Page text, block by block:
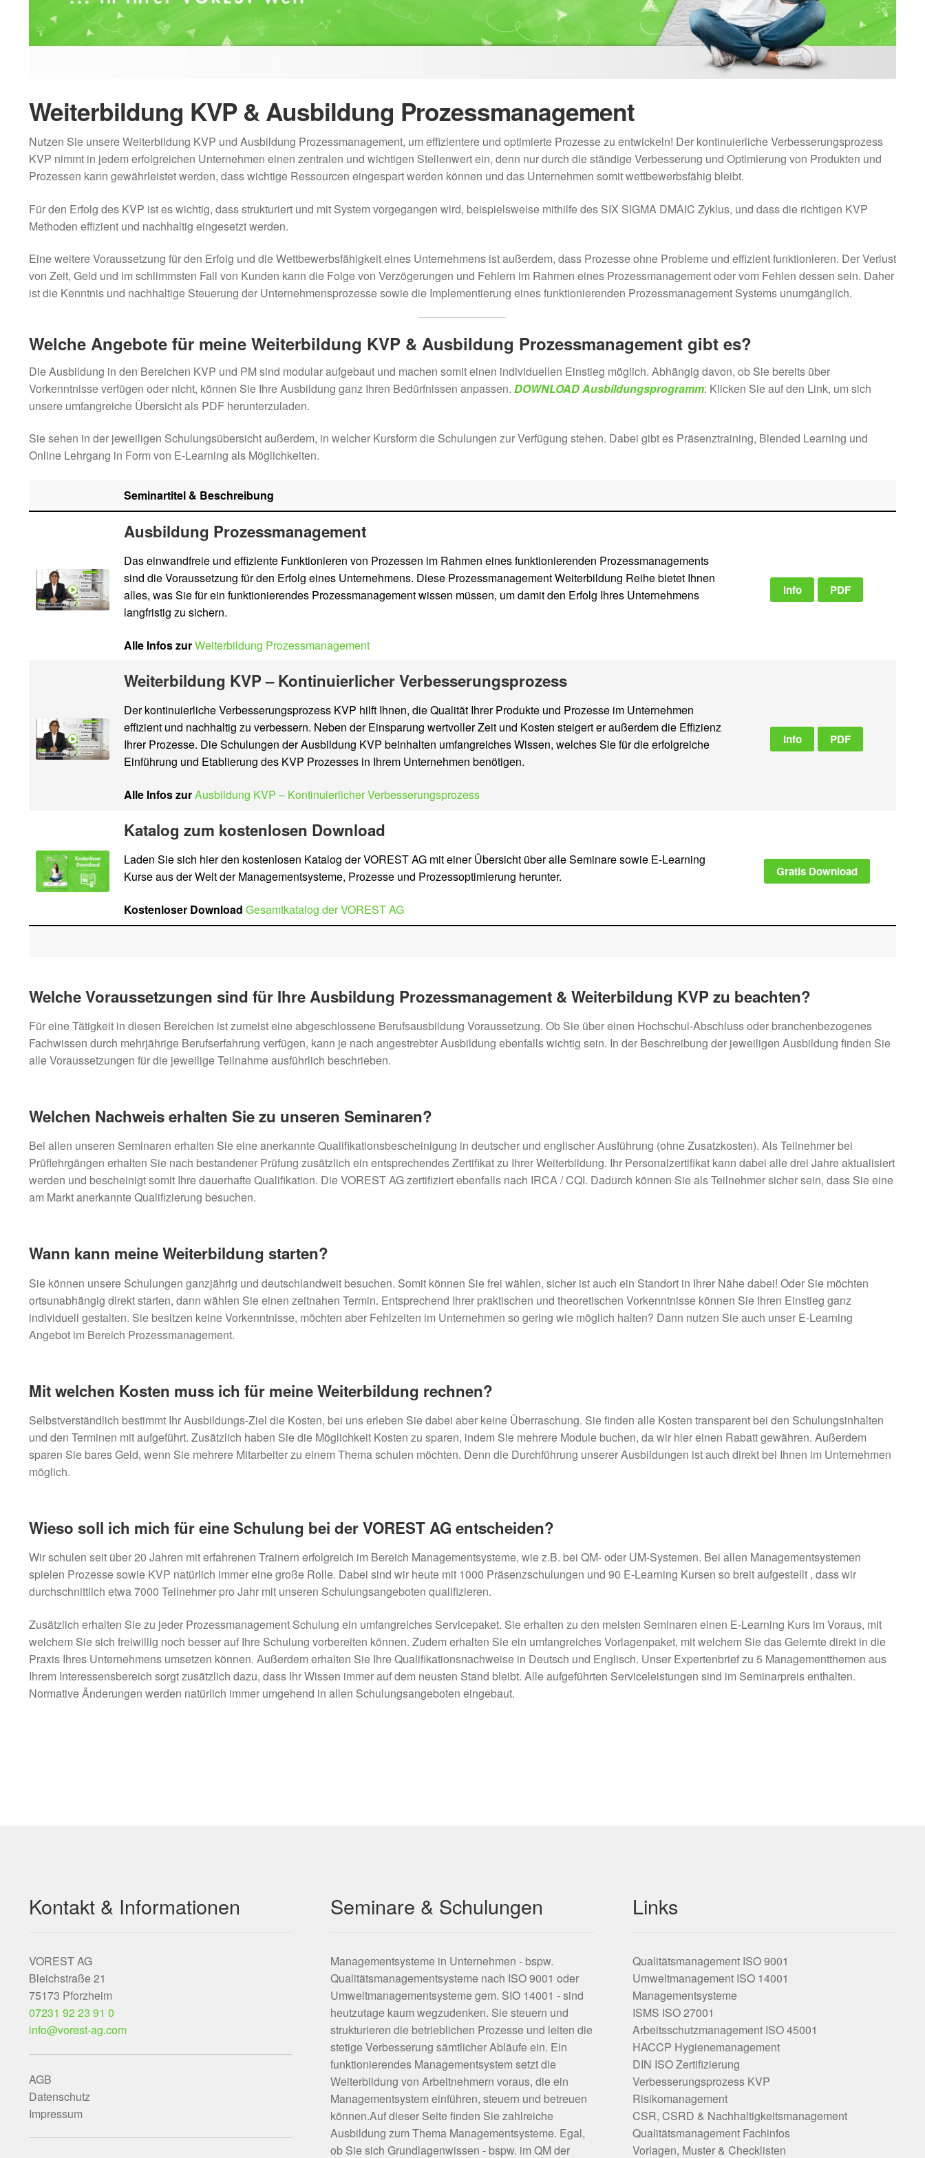
Weiterbildung KVP & Ausbildung Prozessmanagement
Nutzen Sie unsere Weiterbildung KVP und Ausbildung Prozessmanagement, um effizientere und optimierte Prozesse zu entwickeln! Der kontinuierliche Verbesserungsprozess
KVP nimmt in jedem erfolgreichen Unternehmen einen zentralen und wichtigen Stellenwert ein, denn nur durch die ständige Verbesserung und Optimierung von Produkten und
Prozessen kann gewährleistet werden, dass wichtige Ressourcen eingespart werden können und das Unternehmen somit wettbewerbsfähig bleibt.
Für den Erfolg des KVP ist es wichtig, dass strukturiert und mit System vorgegangen wird, beispielsweise mithilfe des SIX SIGMA DMAIC Zyklus, und dass die richtigen KVP
Methoden effizient und nachhaltig eingesetzt werden.
Eine weitere Voraussetzung für den Erfolg und die Wettbewerbsfähigkeit eines Unternehmens ist außerdem, dass Prozesse ohne Probleme und effizient funktionieren. Der Verlust
von Zeit, Geld und im schlimmsten Fall von Kunden kann die Folge von Verzögerungen und Fehlern im Rahmen eines Prozessmanagement oder vom Fehlen dessen sein. Daher
ist die Kenntnis und nachhaltige Steuerung der Unternehmensprozesse sowie die Implementierung eines funktionierenden Prozessmanagement Systems unumgänglich.
Welche Angebote für meine Weiterbildung KVP & Ausbildung Prozessmanagement gibt es?
Die Ausbildung in den Bereichen KVP und PM sind modular aufgebaut und machen somit einen individuellen Einstieg möglich. Abhängig davon, ob Sie bereits über
Vorkenntnisse verfügen oder nicht, können Sie Ihre Ausbildung ganz Ihren Bedürfnissen anpassen. DOWNLOAD Ausbildungsprogramm: Klicken Sie auf den Link, um sich
unsere umfangreiche Übersicht als PDF herunterzuladen.
Sie sehen in der jeweiligen Schulungsübersicht außerdem, in welcher Kursform die Schulungen zur Verfügung stehen. Dabei gibt es Präsenztraining, Blended Learning und
Online Lehrgang in Form von E-Learning als Möglichkeiten.
Seminartitel & Beschreibung
Ausbildung Prozessmanagement
Das einwandfreie und effiziente Funktionieren von Prozessen im Rahmen eines funktionierenden Prozessmanagements
sind die Voraussetzung für den Erfolg eines Unternehmens. Diese Prozessmanagement Weiterbildung Reihe bietet Ihnen
alles, was Sie für ein funktionierendes Prozessmanagement wissen müssen, um damit den Erfolg Ihres Unternehmens
langfristig zu sichern.
Alle Infos zurWeiterbildung Prozessmanagement
Info PDF
Weiterbildung KVP – Kontinuierlicher Verbesserungsprozess
Der kontinuierliche Verbesserungsprozess KVP hilft Ihnen, die Qualität Ihrer Produkte und Prozesse im Unternehmen
effizient und nachhaltig zu verbessern. Neben der Einsparung wertvoller Zeit und Kosten steigert er außerdem die Effizienz
Ihrer Prozesse. Die Schulungen der Ausbildung KVP beinhalten umfangreiches Wissen, welches Sie für die erfolgreiche
Einführung und Etablierung des KVP Prozesses in Ihrem Unternehmen benötigen.
Alle Infos zurAusbildung KVP – Kontinuierlicher Verbesserungsprozess
Info PDF
Katalog zum kostenlosen Download
Laden Sie sich hier den kostenlosen Katalog der VOREST AG mit einer Übersicht über alle Seminare sowie E-Learning
Kurse aus der Welt der Managementsysteme, Prozesse und Prozessoptimierung herunter.
Kostenloser Download Gesamtkatalog der VOREST AG
Gratis Download
Welche Voraussetzungen sind für Ihre Ausbildung Prozessmanagement & Weiterbildung KVP zu beachten?
Für eine Tätigkeit in diesen Bereichen ist zumeist eine abgeschlossene Berufsausbildung Voraussetzung. Ob Sie über einen Hochschul-Abschluss oder branchenbezogenes
Fachwissen durch mehrjährige Berufserfahrung verfügen, kann je nach angestrebter Ausbildung ebenfalls wichtig sein. In der Beschreibung der jeweiligen Ausbildung finden Sie
alle Voraussetzungen für die jeweilige Teilnahme ausführlich beschrieben.
Welchen Nachweis erhalten Sie zu unseren Seminaren?
Bei allen unseren Seminaren erhalten Sie eine anerkannte Qualifikationsbescheinigung in deutscher und englischer Ausführung (ohne Zusatzkosten). Als Teilnehmer bei
Prüflehrgängen erhalten Sie nach bestandener Prüfung zusätzlich ein entsprechendes Zertifikat zu Ihrer Weiterbildung. Ihr Personalzertifikat kann dabei alle drei Jahre aktualisiert
werden und bescheinigt somit Ihre dauerhafte Qualifikation. Die VOREST AG zertifiziert ebenfalls nach IRCA / CQI. Dadurch können Sie als Teilnehmer sicher sein, dass Sie eine
am Markt anerkannte Qualifizierung besuchen.
Wann kann meine Weiterbildung starten?
Sie können unsere Schulungen ganzjährig und deutschlandweit besuchen. Somit können Sie frei wählen, sicher ist auch ein Standort in Ihrer Nähe dabei! Oder Sie möchten
ortsunabhängig direkt starten, dann wählen Sie einen zeitnahen Termin. Entsprechend Ihrer praktischen und theoretischen Vorkenntnisse können Sie Ihren Einstieg ganz
individuell gestalten. Sie besitzen keine Vorkenntnisse, möchten aber Fehlzeiten im Unternehmen so gering wie möglich halten? Dann nutzen Sie auch unser E-Learning
Angebot im Bereich Prozessmanagement.
Mit welchen Kosten muss ich für meine Weiterbildung rechnen?
Selbstverständlich bestimmt Ihr Ausbildungs-Ziel die Kosten, bei uns erleben Sie dabei aber keine Überraschung. Sie finden alle Kosten transparent bei den Schulungsinhalten
und den Terminen mit aufgeführt. Zusätzlich haben Sie die Möglichkeit Kosten zu sparen, indem Sie mehrere Module buchen, da wir hier einen Rabatt gewähren. Außerdem
sparen Sie bares Geld, wenn Sie mehrere Mitarbeiter zu einem Thema schulen möchten. Denn die Durchführung unserer Ausbildungen ist auch direkt bei Ihnen im Unternehmen
möglich.
Wieso soll ich mich für eine Schulung bei der VOREST AG entscheiden?
Wir schulen seit über 20 Jahren mit erfahrenen Trainern erfolgreich im Bereich Managementsysteme, wie z.B. bei QM- oder UM-Systemen. Bei allen Managementsystemen
spielen Prozesse sowie KVP natürlich immer eine große Rolle. Dabei sind wir heute mit 1000 Präsenzschulungen und 90 E-Learning Kursen so breit aufgestellt , dass wir
durchschnittlich etwa 7000 Teilnehmer pro Jahr mit unseren Schulungsangeboten qualifizieren.
Zusätzlich erhalten Sie zu jeder Prozessmanagement Schulung ein umfangreiches Servicepaket. Sie erhalten zu den meisten Seminaren einen E-Learning Kurs im Voraus, mit
welchem Sie sich freiwillig noch besser auf Ihre Schulung vorbereiten können. Zudem erhalten Sie ein umfangreiches Vorlagenpaket, mit welchem Sie das Gelernte direkt in die
Praxis Ihres Unternehmens umsetzen können. Außerdem erhalten Sie Ihre Qualifikationsnachweise in Deutsch und Englisch. Unser Expertenbrief zu 5 Managementthemen aus
Ihrem Interessensbereich sorgt zusätzlich dazu, dass Ihr Wissen immer auf dem neusten Stand bleibt. Alle aufgeführten Serviceleistungen sind im Seminarpreis enthalten.
Normative Änderungen werden natürlich immer umgehend in allen Schulungsangeboten eingebaut.
Kontakt & Informationen
VOREST AG
Bleichstraße 21
75173 Pforzheim
07231 92 23 91 0
info@vorest-ag.com
AGB
Datenschutz
Impressum
Seminare & Schulungen
Managementsysteme in Unternehmen - bspw.
Qualitätsmanagementsysteme nach ISO 9001 oder
Umweltmanagementsysteme gem. SIO 14001 - sind
heutzutage kaum wegzudenken. Sie steuern und
strukturieren die betrieblichen Prozesse und leiten die
stetige Verbesserung sämtlicher Abläufe ein. Ein
funktionierendes Managementsystem setzt die
Weiterbildung von Arbeitnehmern voraus, die ein
Managementsystem einführen, steuern und betreuen
können.Auf dieser Seite finden Sie zahlreiche
Ausbildung zum Thema Managementsysteme. Egal,
ob Sie sich Grundlagenwissen - bspw. im QM der
Links
Qualitätsmanagement ISO 9001
Umweltmanagement ISO 14001
Managementsysteme
ISMS ISO 27001
Arbeitsschutzmanagement ISO 45001
HACCP Hygienemanagement
DIN ISO Zertifizierung
Verbesserungsprozess KVP
Risikomanagement
CSR, CSRD & Nachhaltigkeitsmanagement
Qualitätsmanagement Fachinfos
Vorlagen, Muster & Checklisten